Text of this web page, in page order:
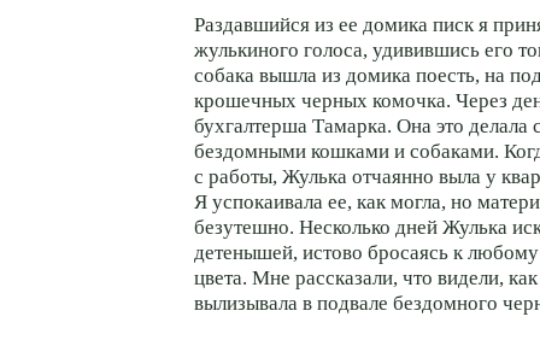
Раздавшийся из ее домика писк я
жулькиного голоса, удивившись его
собака вышла из домика поесть, на
крошечных черных комочка. Через
бухгалтерша Тамарка. Она это делала
бездомными кошками и собаками.
с работы, Жулька отчаянно выла у
Я успокаивала ее, как могла, но
безутешно. Несколько дней Жулька
детенышей, истово бросаясь к
цвета. Мне рассказали, что видели,
вылизывала в подвале бездомного